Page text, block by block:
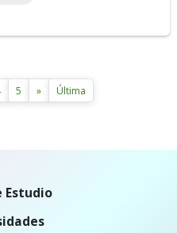
5 » Última
Estudio